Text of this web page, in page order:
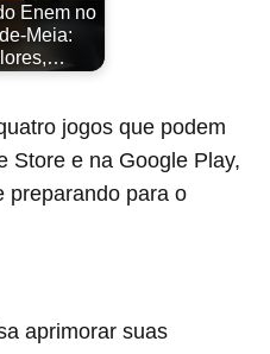
Enem no
Meia:
jogos que podem
Store e na Google Play,
preparando para o
aprimorar suas